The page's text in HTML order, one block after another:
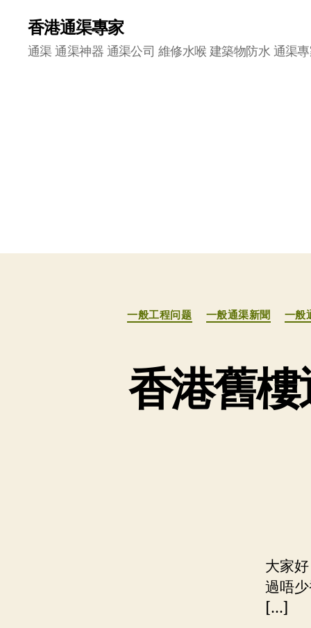
香港通渠專家
通渠 通渠神器 通渠公司 維修水喉 建築物防水 通渠
一般工程问题 一般通渠新聞 一般
香港舊
大家
過唔
[…]